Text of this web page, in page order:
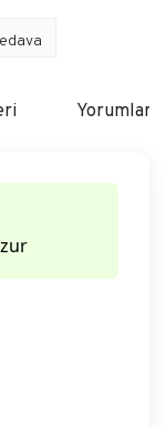
Yorumlar